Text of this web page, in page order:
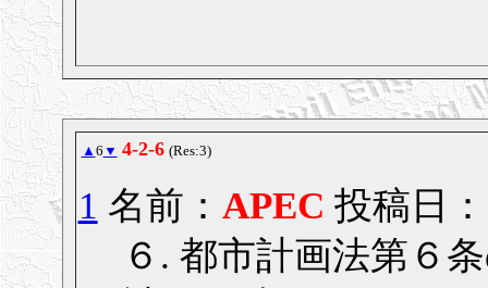
▲ 6 ▼ 4-2-6 (Res:3)
1 名前： APEC 投稿日
６. 都市計画法第６